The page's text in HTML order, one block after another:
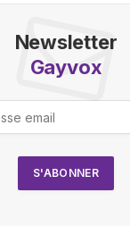
Newsletter
Gayvox